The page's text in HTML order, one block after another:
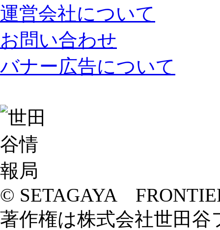
運営会社について
お問い合わせ
バナー広告について
© SETAGAYA
著作権は株式会社世田